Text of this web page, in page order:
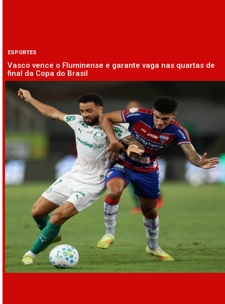
ESPORTES
Vasco vence o Fluminense e garante vaga nas quartas de
final da Copa do Brasil